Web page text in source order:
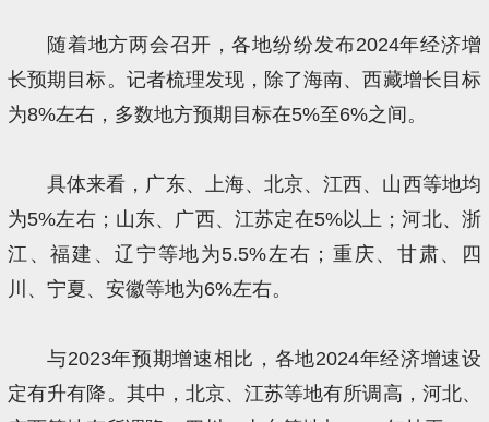
随着地方两会召开，各地纷纷发布2024年经济增
长预期目标。记者梳理发现，除了海南、西藏增长目标
为8%左右，多数地方预期目标在5%至6%之间。
具体来看，广东、上海、北京、江西、山西等地均
为5%左右；山东、广西、江苏定在5%以上；河北、浙
江、福建、辽宁等地为5.5%左右；重庆、甘肃、四
川、宁夏、安徽等地为6%左右。
与2023年预期增速相比，各地2024年经济增速设
定有升有降。其中，北京、江苏等地有所调高，河北、